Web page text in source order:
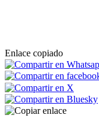
Enlace copiado